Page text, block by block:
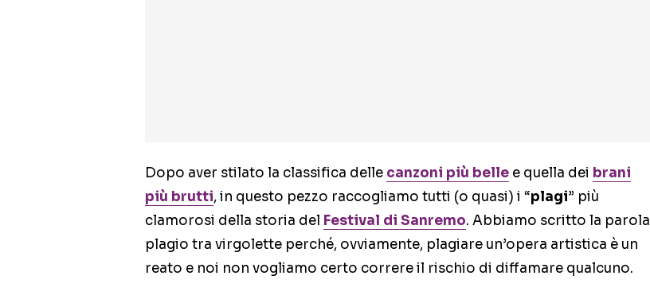
Dopo aver stilato la classifica delle canzoni più belle e quella dei brani
più brutti, in questo pezzo raccogliamo tutti (o quasi) i “plagi” più
clamorosi della storia del Festival di Sanremo. Abbiamo scritto la parola
plagio tra virgolette perché, ovviamente, plagiare un’opera artistica è un
reato e noi non vogliamo certo correre il rischio di diffamare qualcuno.